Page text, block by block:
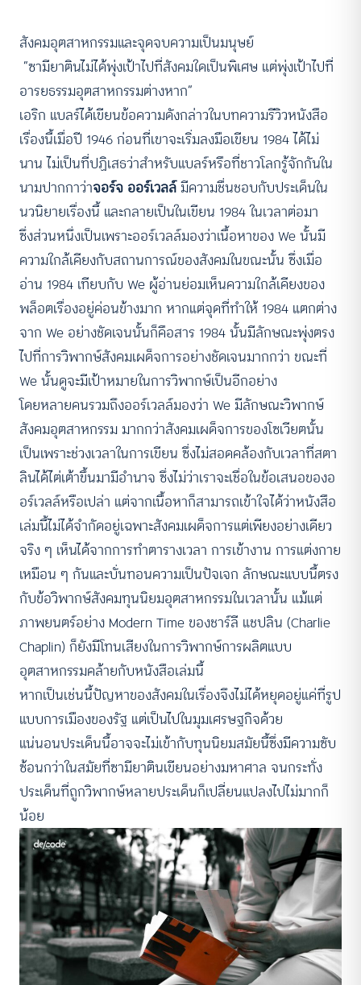
สังคมอุตสาหกรรมและจุดจบความเป็นมนุษย์
“ซามียาตินไม่ได้พุ่งเป้าไปที่สังคมใดเป็นพิเศษ แต่พุ่งเป้าไปที่
อารยธรรมอุตสาหกรรมต่างหาก”
เอริก แบลร์ได้เขียนข้อความดังกล่าวในบทความรีวิวหนังสือ
เรื่องนี้เมื่อปี 1946 ก่อนที่เขาจะเริ่มลงมือเขียน 1984 ได้ไม่
นาน ไม่เป็นที่ปฏิเสธว่าสำหรับแบลร์หรือที่ชาวโลกรู้จักกันใน
นามปากกาว่าจอร์จ ออร์เวลล์มีความชื่นชอบกับประเด็นใน
นวนิยายเรื่องนี้ และกลายเป็นในเขียน 1984 ในเวลาต่อมา
ซึ่งส่วนหนึ่งเป็นเพราะออร์เวลล์มองว่าเนื้อหาของ We นั้นมี
ความใกล้เคียงกับสถานการณ์ของสังคมในขณะนั้น ซึ่งเมื่อ
อ่าน 1984 เทียบกับ We ผู้อ่านย่อมเห็นความใกล้เคียงของ
พล็อตเรื่องอยู่ค่อนข้างมาก หากแต่จุดที่ทำให้ 1984 แตกต่าง
จาก We อย่างชัดเจนนั้นก็คือสาร 1984 นั้นมีลักษณะพุ่งตรง
ไปที่การวิพากษ์สังคมเผด็จการอย่างชัดเจนมากกว่า ขณะที่
We นั้นดูจะมีเป้าหมายในการวิพากษ์เป็นอีกอย่าง
โดยหลายคนรวมถึงออร์เวลล์มองว่า We มีลักษณะวิพากษ์
สังคมอุตสาหกรรม มากกว่าสังคมเผด็จการของโซเวียตนั้น
เป็นเพราะช่วงเวลาในการเขียน ซึ่งไม่สอดคล้องกับเวลาที่สตา
ลินได้ไต่เต้าขึ้นมามีอำนาจ ซึ่งไม่ว่าเราจะเชื่อในข้อเสนอของอ
อร์เวลล์หรือเปล่า แต่จากเนื้อหาก็สามารถเข้าใจได้ว่าหนังสือ
เล่มนี้ไม่ได้จำกัดอยู่เฉพาะสังคมเผด็จการแต่เพียงอย่างเดียว
จริง ๆ เห็นได้จากการทำตารางเวลา การเข้างาน การแต่งกาย
เหมือน ๆ กันและบั่นทอนความเป็นปัจเจก ลักษณะแบบนี้ตรง
กับข้อวิพากษ์สังคมทุนนิยมอุตสาหกรรมในเวลานั้น แม้แต่
ภาพยนตร์อย่าง Modern Time ของชาร์ลี แชปลิน (Charlie
Chaplin) ก็ยังมีโทนเสียงในการวิพากษ์การผลิตแบบ
อุตสาหกรรมคล้ายกับหนังสือเล่มนี้
หากเป็นเช่นนี้ปัญหาของสังคมในเรื่องจึงไม่ได้หยุดอยู่แค่ที่รูป
แบบการเมืองของรัฐ แต่เป็นไปในมุมเศรษฐกิจด้วย
แน่นอนประเด็นนี้อาจจะไม่เข้ากับทุนนิยมสมัยนี้ซึ่งมีความซับ
ซ้อนกว่าในสมัยที่ซามียาตินเขียนอย่างมหาศาล จนกระทั่ง
ประเด็นที่ถูกวิพากษ์หลายประเด็นก็เปลี่ยนแปลงไปไม่มากก็
น้อย